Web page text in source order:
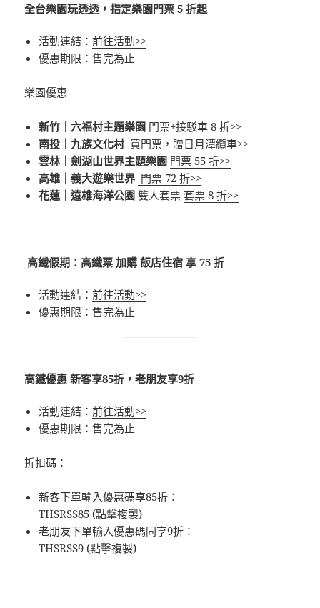
全台樂園玩透透，指定樂園門票 5 折起
活動連結：前往活動>>
優惠期限：售完為止
樂園優惠
新竹｜六福村主題樂園 門票+接駁車 8 折>>
南投｜九族文化村 買門票，贈日月潭纜車>>
雲林｜劍湖山世界主題樂園 門票 55 折>>
高雄｜義大遊樂世界 門票 72 折>>
花蓮｜遠雄海洋公園 雙人套票 套票 8 折>>
高鐵假期：高鐵票 加購 飯店住宿 享 75 折
活動連結：前往活動>>
優惠期限：售完為止
高鐵優惠 新客享85折，老朋友享9折
活動連結：前往活動>>
優惠期限：售完為止
折扣碼：
新客下單輸入優惠碼享85折：
THSRSS85 (點擊複製)
老朋友下單輸入優惠碼同享9折：
THSRSS9 (點擊複製)